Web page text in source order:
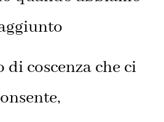
di coscenza che ci